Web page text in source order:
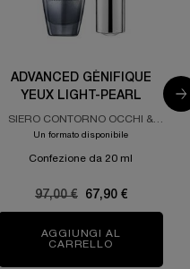
SIERO ANTI-AGE
ADVANCED GÉNIFIQUE
YEUX LIGHT-PEARL
SIERO CONTORNO OCCHI &
CIGLIA
Un formato disponibile
Confezione da 20 ml
Old price
97,00 € New price
67,90 €
AGGIUNGI AL
CARRELLO